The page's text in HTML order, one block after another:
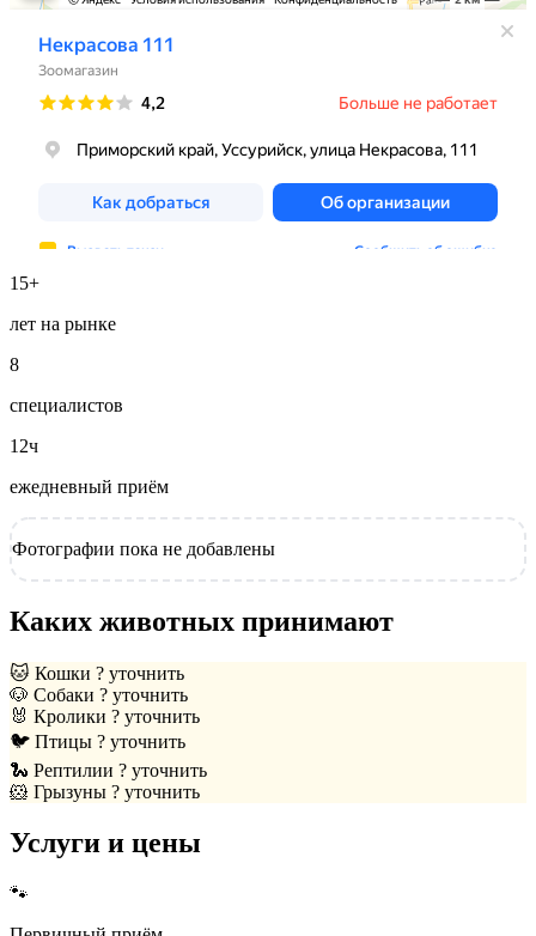
15+
лет на рынке
8
специалистов
12ч
ежедневный приём
Фотографии пока не добавлены
Каких животных принимают
🐱 Кошки ? уточнить
🐶 Собаки ? уточнить
🐰 Кролики ? уточнить
🐦 Птицы ? уточнить
🐍 Рептилии ? уточнить
🐹 Грызуны ? уточнить
Услуги и цены
🐾